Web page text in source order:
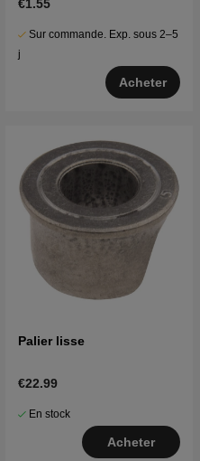
€1.55
Sur commande. Exp. sous 2–5
j
Acheter
Palier lisse
€22.99
En stock
Acheter